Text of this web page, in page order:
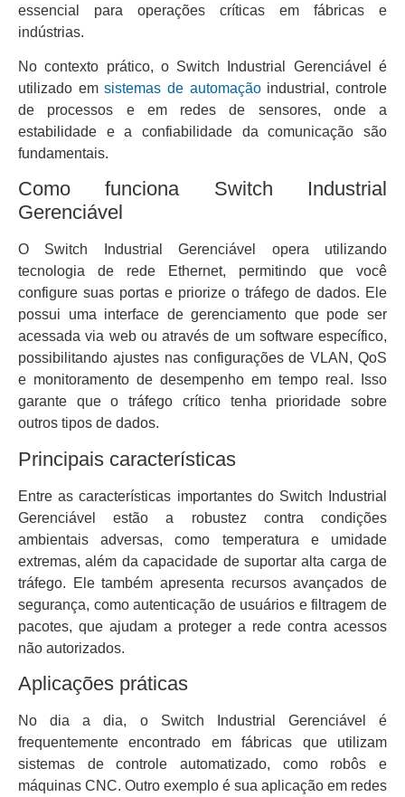
essencial para operações críticas em fábricas e
indústrias.
No contexto prático, o Switch Industrial Gerenciável é
utilizado emsistemas de automaçãoindustrial, controle
de processos e em redes de sensores, onde a
estabilidade e a confiabilidade da comunicação são
fundamentais.
Como funciona Switch Industrial
Gerenciável
O Switch Industrial Gerenciável opera utilizando
tecnologia de rede Ethernet, permitindo que você
configure suas portas e priorize o tráfego de dados. Ele
possui uma interface de gerenciamento que pode ser
acessada via web ou através de um software específico,
possibilitando ajustes nas configurações de VLAN, QoS
e monitoramento de desempenho em tempo real. Isso
garante que o tráfego crítico tenha prioridade sobre
outros tipos de dados.
Principais características
Entre as características importantes do Switch Industrial
Gerenciável estão a robustez contra condições
ambientais adversas, como temperatura e umidade
extremas, além da capacidade de suportar alta carga de
tráfego. Ele também apresenta recursos avançados de
segurança, como autenticação de usuários e filtragem de
pacotes, que ajudam a proteger a rede contra acessos
não autorizados.
Aplicações práticas
No dia a dia, o Switch Industrial Gerenciável é
frequentemente encontrado em fábricas que utilizam
sistemas de controle automatizado, como robôs e
máquinas CNC. Outro exemplo é sua aplicação em redes